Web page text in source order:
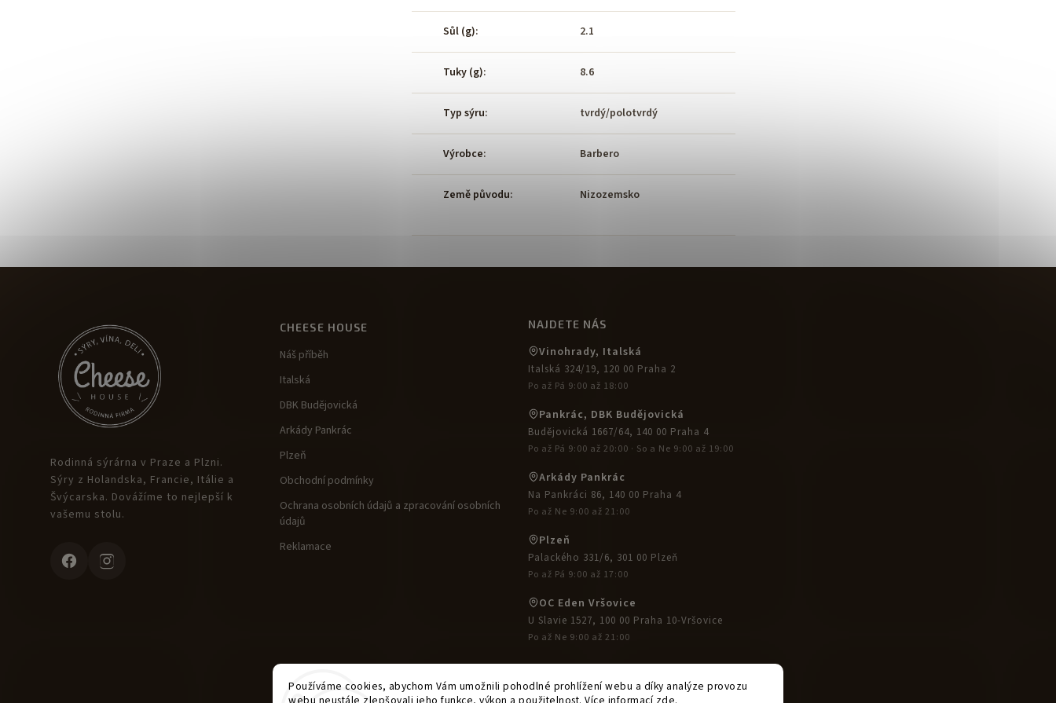
Používáme cookies, abychom Vám umožnili pohodlné prohlížení webu a díky analýze provozu
Sůl (g): 2.1
Tuky (g): 8.6
Typ sýru: tvrdý/polotvrdý
Výrobce: Barbero
Země původu: Nizozemsko
Rodinná sýrárna v Praze a Plzni.
Sýry z Holandska, Francie, Itálie a
Švýcarska. Dovážíme to nejlepší k
vašemu stolu.
CHEESE HOUSE
Náš příběh
Italská
DBK Budějovická
Arkády Pankrác
Plzeň
Obchodní podmínky
Ochrana osobních údajů a zpracování osobních
údajů
Reklamace
NAJDETE NÁS
Vinohrady, Italská
Italská 324/19, 120 00 Praha 2
Po až Pá 9:00 až 18:00
Pankrác, DBK Budějovická
Budějovická 1667/64, 140 00 Praha 4
Po až Pá 9:00 až 20:00 · So a Ne 9:00 až 19:00
Arkády Pankrác
Na Pankráci 86, 140 00 Praha 4
Po až Ne 9:00 až 21:00
Plzeň
Palackého 331/6, 301 00 Plzeň
Po až Pá 9:00 až 17:00
OC Eden Vršovice
U Slavie 1527, 100 00 Praha 10-Vršovice
Po až Ne 9:00 až 21:00